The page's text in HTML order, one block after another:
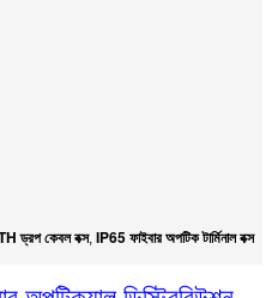
ড্রপ কেবল বক্স, IP65 ফাইবার অপটিক টার্মিনাল বক্স